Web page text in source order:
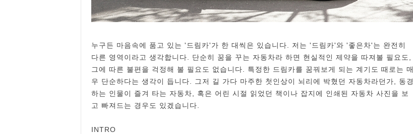
누구든 마음속에 품고 있는 '드림카'가 한 대씩은 있습니다. 저는 '드림카'와 '좋은차'는 완전히
다른 영역이라고 생각합니다. 단순히 꿈을 꾸는 자동차라 하면 현실적인 제약을 따져볼 필요도,
그에 따른 불편을 걱정해 볼 필요도 없습니다. 특정한 드림카를 꿈꿔보게 되는 계기도 때로는 매
우 단순하다는 생각이 듭니다. 그저 길 가다 마주한 첫인상이 뇌리에 박혔던 자동차라던가, 동경
하는 인물이 즐겨 타는 자동차, 혹은 어린 시절 읽었던 책이나 잡지에 인쇄된 자동차 사진을 보
고 빠져드는 경우도 있겠습니다.
INTRO